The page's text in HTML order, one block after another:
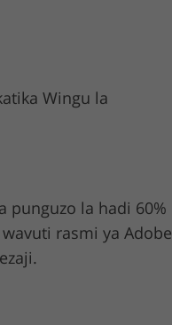
Wingu la
punguzo la hadi 60%
rasmi ya Adobe